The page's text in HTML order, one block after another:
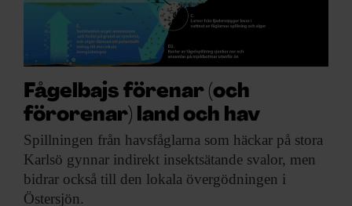
ARKIV & E-TIDNING
LYSSNA/PODD
EVENEMANG & RESOR
SHOP
KONTAKTA F&F
Fågelbajs förenar (och
förorenar) land och hav
Spillningen från havsfåglarna som häckar på stora
Karlsö gynnar indirekt insektsätande svalor, men
bidrar också till den lokala övergödningen i
Östersjön.